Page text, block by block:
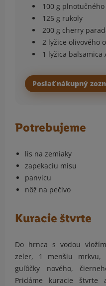
100 g
125 g rukoly
200 g cherry
2 lyžice olivového
1 lyžica balsamica
Poslať nákupný
Potrebujeme
lis na zemiaky
zapekaciu misu
panvicu
nôž na pečivo
Kuracie štvrte
Do hrnca s vodou
zeler, 1 menšiu
guľôčky nového,
Pridáme kuracie